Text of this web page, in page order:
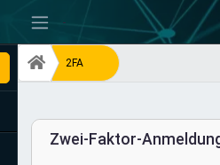
-
2FA
Zwei-Faktor-